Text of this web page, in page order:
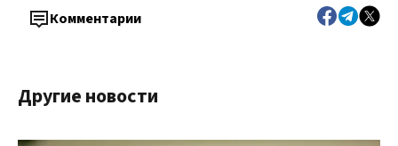
Комментарии
Другие новости